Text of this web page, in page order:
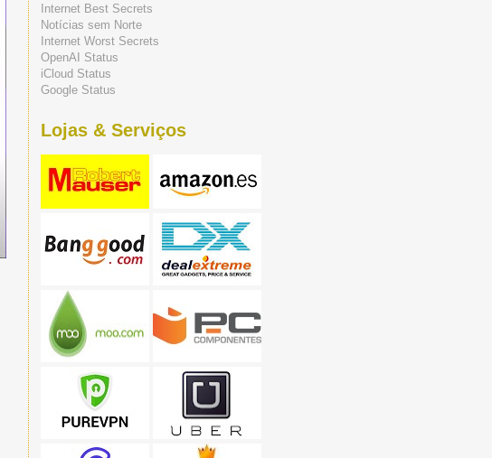
Internet Best Secrets
Notícias sem Norte
Internet Worst Secrets
OpenAI Status
iCloud Status
Google Status
Lojas & Serviços